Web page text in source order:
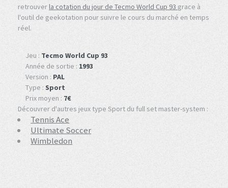
retrouverla cotation du jour de Tecmo World Cup 93 grace à
l'outil de geekotation pour suivre le cours du marché en temps
réel.
Jeu : Tecmo World Cup 93
Année de sortie : 1993
Version : PAL
Type : Sport
Prix moyen : 7€
Découvrer d'autres jeux type Sport du full set master-system :
Tennis Ace
Ultimate Soccer
Wimbledon